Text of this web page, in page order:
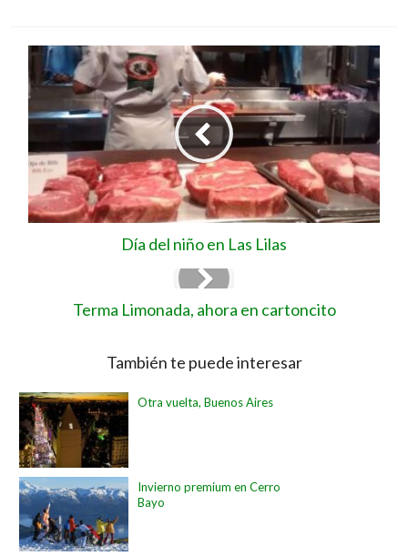
Día del niño en Las Lilas
Terma Limonada, ahora en cartoncito
También te puede interesar
Otra vuelta, Buenos Aires
Invierno premium en Cerro
Bayo